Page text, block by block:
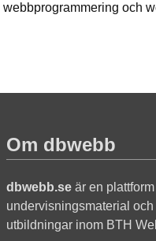
webbprogrammering och
Om dbwebb
dbwebb.seär en
undervisningsmaterial
utbildningar inom BTH